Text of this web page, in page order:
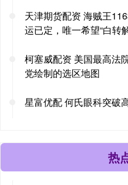
天津期货配资 海贼王
运已定，唯一希望“白转
柯塞威配资 美国最高法
党绘制的选区地图
星富优配 何氏眼科突破
热